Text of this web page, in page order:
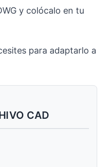
y colócalo en tu
para adaptarlo a
CAD